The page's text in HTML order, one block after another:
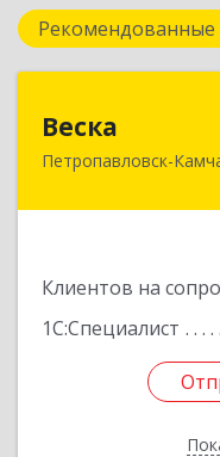
Веска
Петропавловск-
Клиентов на
1С:Специалист
683031,